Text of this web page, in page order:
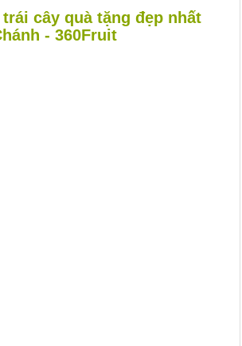
cây quà tặng đẹp nhất
- 360Fruit